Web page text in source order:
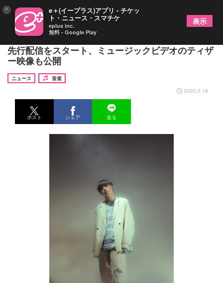
さなり、シングル「Hero」から表題曲「Hero」の
先行配信をスタート、ミュージックビデオのティザ
ー映像も公開
ニュース
音楽
2020.5.18
ポスト シェア 送る
× e＋(イープラス)アプリ - チケッ
ト・ニュース・スマチケ
eplus inc.
無料 - Google Play
表示